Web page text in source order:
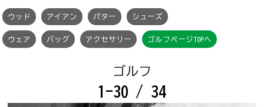
ウッド アイアン パター シューズ
ウェア バッグ アクセサリー ゴルフページTOPへ
ゴルフ
1-30 / 34